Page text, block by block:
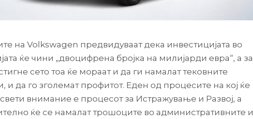
на Volkswagen предвидуваат дека инвестицијата во
ќе чини „двоцифрена бројка на милијарди евра“, а за
сето тоа ќе мораат и да ги намалат тековните
и да го зголемат профитот. Еден од процесите на кој ќе
внимание е процесот за Истражување и Развој, а
ќе се намалат трошоците во административните и